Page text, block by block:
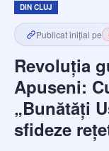
DIN CLUJ
Publicat inițial pe
Revoluția
Apuseni:
„Bunătăți
sfideze